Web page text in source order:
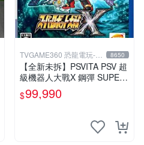
TVGAME360 恐龍電玩-台
中店
8650
【全新未拆】PSVITA PSV 超
級機器人大戰X 鋼彈 SUPER
ROBOT WARS X 中文版【台
中恐龍電玩】
$99,990